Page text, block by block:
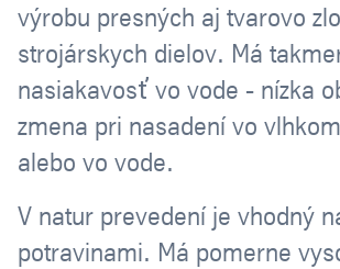
výrobu presných aj tvarovo
strojárskych dielov. Má
nasiakavosť vo vode - nízka
zmena pri nasadení vo
alebo vo vode.
V natur prevedení je vhodný
potravinami. Má pomerne